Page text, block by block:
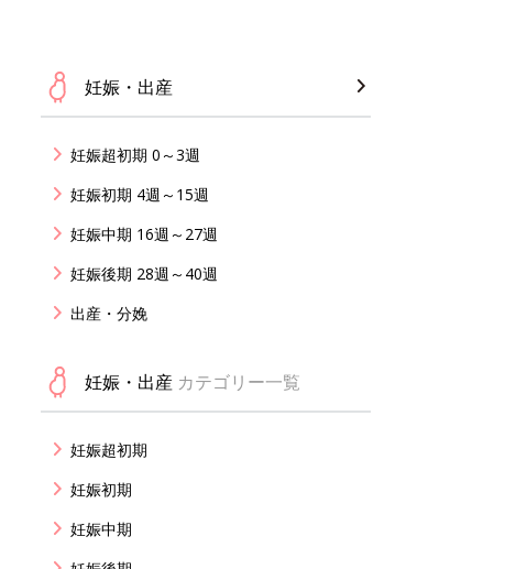
妊娠・出産
妊娠超初期 0～3週
妊娠初期 4週～15週
妊娠中期 16週～27週
妊娠後期 28週～40週
出産・分娩
妊娠・出産 カテゴリー一覧
妊娠超初期
妊娠初期
妊娠中期